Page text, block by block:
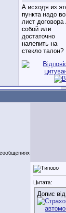
А исходя из
пункта надо
лист
собой или
достаточно
налепить на
стекло талон?
Цитата:
Допис